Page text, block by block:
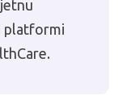
platformi